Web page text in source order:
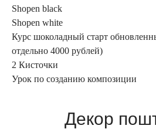
Shopen black
Shopen white
Курс шоколадный старт
отдельно 4000 рублей)
2 Кисточки
Урок по созданию композиции
Декор